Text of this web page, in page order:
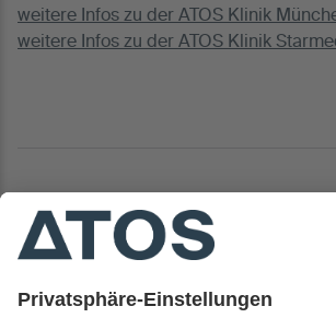
weitere Infos zu der ATOS Klinik
weitere Infos zu der ATOS Klinik